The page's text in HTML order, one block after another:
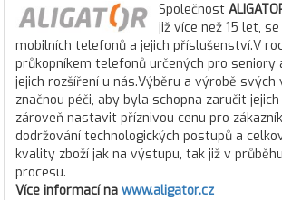
Společnost
již více než 15 let,
mobilních telefonů a jejich příslušenství.V
průkopníkem telefonů určených pro seniory
jejich rozšíření u nás.Výběru a výrobě svých
značnou péči, aby byla schopna zaručit
zároveň nastavit příznivou cenu pro
dodržování technologických postupů a
kvality zboží jak na výstupu, tak již v
procesu.
Více informací na www.aligator.cz